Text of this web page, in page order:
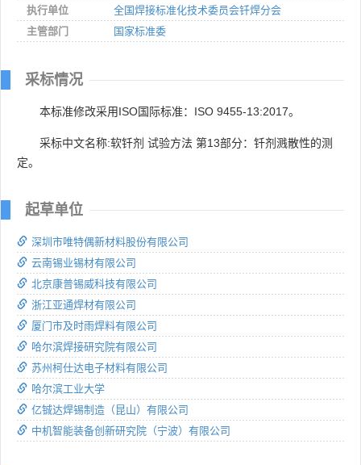
执行单位
全国焊接标准化技术委员会钎焊分会
主管部门
国家标准委
采标情况
本标准修改采用ISO国际标准：ISO 9455-13:2017。
采标中文名称:软钎剂 试验方法 第13部分：钎剂溅散性的测
定。
起草单位
深圳市唯特偶新材料股份有限公司
云南锡业锡材有限公司
北京康普锡威科技有限公司
浙江亚通焊材有限公司
厦门市及时雨焊料有限公司
哈尔滨焊接研究院有限公司
苏州柯仕达电子材料有限公司
哈尔滨工业大学
亿铖达焊锡制造（昆山）有限公司
中机智能装备创新研究院（宁波）有限公司